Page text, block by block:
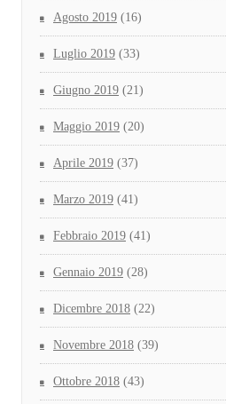
Agosto 2019 (16)
Luglio 2019 (33)
Giugno 2019 (21)
Maggio 2019 (20)
Aprile 2019 (37)
Marzo 2019 (41)
Febbraio 2019 (41)
Gennaio 2019 (28)
Dicembre 2018 (22)
Novembre 2018 (39)
Ottobre 2018 (43)